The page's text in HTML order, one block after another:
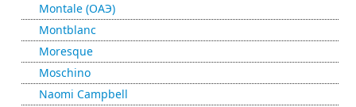
Montale (ОАЭ)
Montblanc
Moresque
Moschino
Naomi Campbell